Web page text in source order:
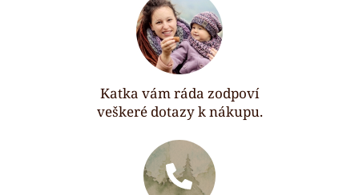
Katka vám ráda zodpoví
veškeré dotazy k nákupu.